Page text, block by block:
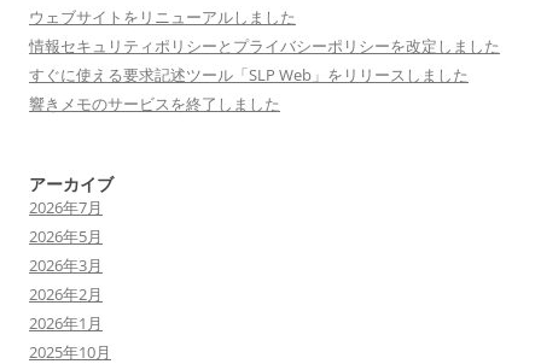
ウェブサイトをリニューアルしました
情報セキュリティポリシーとプライバシーポリシーを改定しました
すぐに使える要求記述ツール「SLP Web」をリリースしました
響きメモのサービスを終了しました
アーカイブ
2026年7月
2026年5月
2026年3月
2026年2月
2026年1月
2025年10月